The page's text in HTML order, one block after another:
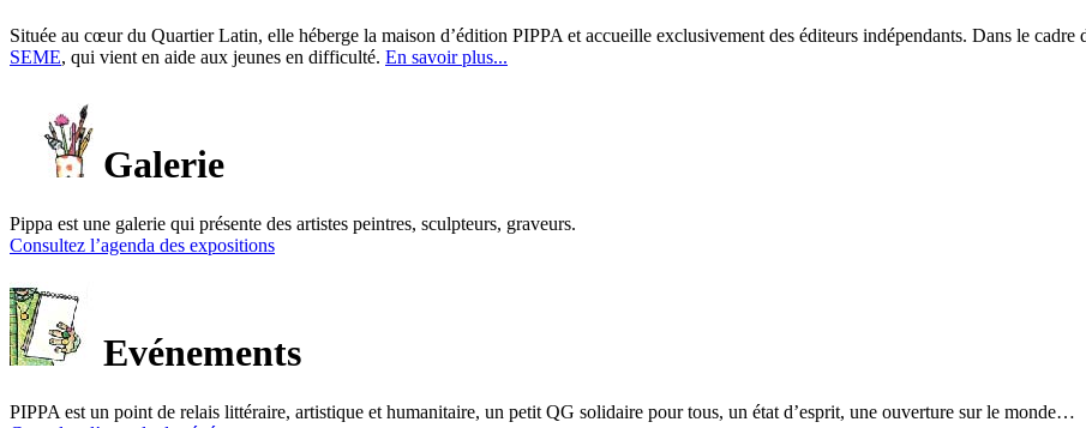
Située au cœur du Quartier Latin, elle héberge la maison d’édition PIPPA et accueille exclusivement des éditeurs indépendants. Dans le cadre
SEME, qui vient en aide aux jeunes en difficulté. En savoir plus...
Galerie
Pippa est une galerie qui présente des artistes peintres, sculpteurs, graveurs.
Consultez l’agenda des expositions
Evénements
PIPPA est un point de relais littéraire, artistique et humanitaire, un petit QG solidaire pour tous, un état d’esprit, une ouverture sur le monde…